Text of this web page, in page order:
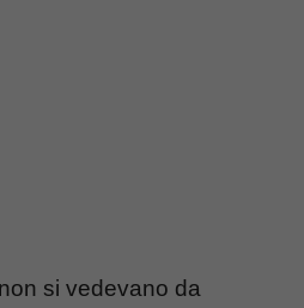
si vedevano da